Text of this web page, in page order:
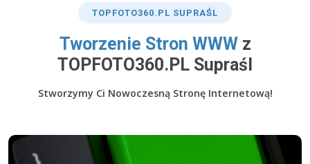
TOP FOTO360.PL SUPRAŚL
​Tworzenie Stron WWWz
TOPFOTO360.PL Supraśl
Stworzymy Ci Nowoczesną Stronę Internetową!